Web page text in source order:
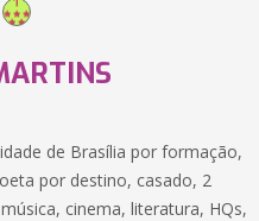
de Brasília por formação,
por destino, casado, 2
cinema, literatura, HQs,